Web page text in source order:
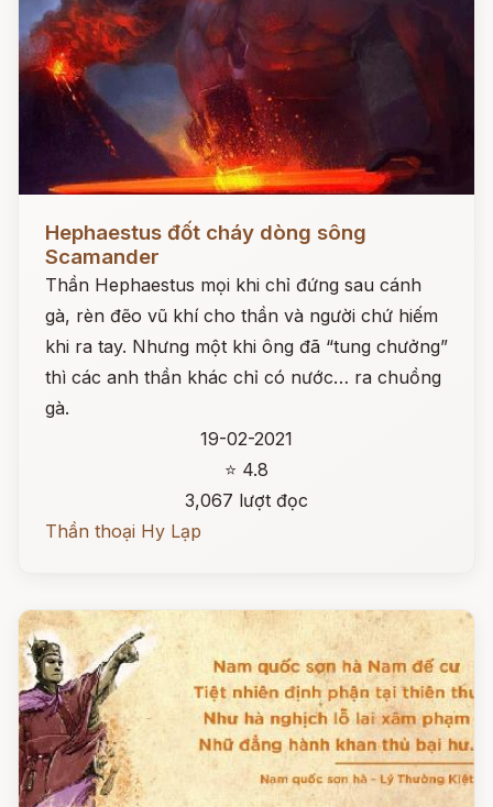
Hephaestus đốt cháy dòng sông
Scamander
Thần Hephaestus mọi khi chỉ đứng sau cánh
gà, rèn đẽo vũ khí cho thần và người chứ hiếm
khi ra tay. Nhưng một khi ông đã “tung chưởng”
thì các anh thần khác chỉ có nước… ra chuồng
gà.
19-02-2021
⭐ 4.8
3,067 lượt đọc
Thần thoại Hy Lạp